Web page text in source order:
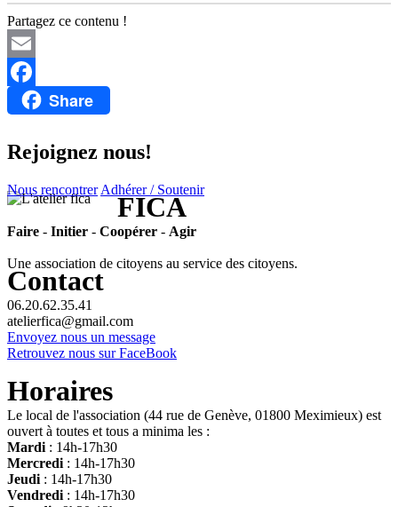
Partagez ce contenu !
Email
FacebookShare
Rejoignez nous!
Nous rencontrer Adhérer / Soutenir
FICA
Faire - Initier - Coopérer - Agir
Une association de citoyens au service des citoyens.
Contact
06.20.62.35.41
atelierfica@gmail.com
Envoyez nous un message
Retrouvez nous sur FaceBook
Horaires
Le local de l'association (44 rue de Genève, 01800 Meximieux) est
ouvert à toutes et tous a minima les :
Mardi : 14h-17h30
Mercredi : 14h-17h30
Jeudi : 14h-17h30
Vendredi : 14h-17h30